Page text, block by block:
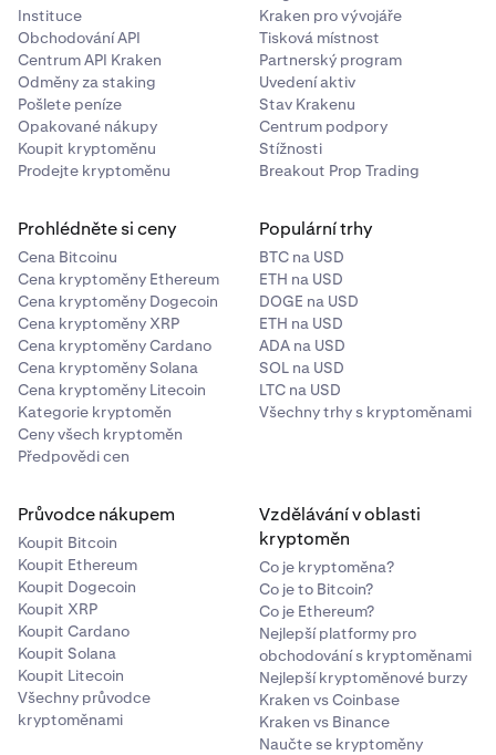
• LP (Low-Pass):
Propouští frekvence pod mezní
hodnotou a odstraňuje vyšší tóny.
• BP (Band-Pass):
Zdůrazňuje frekvence kolem mezní
hodnoty a zároveň snižuje nižší a vyšší frekvence.
• HP (High-Pass):
Propouští pouze frekvence nad
mezní hodnotou a odstraňuje nízké frekvence.
frekvencí kolem mezní hodnoty, přičemž nízké i
vysoké frekvence zůstávají nedotčeny.
Klíčové ovládací prvky filtru zahrnují:
• Cutoff:Nastavuje frekvenční práh, kde filtr začíná
působit.
• Resonance:Určuje, jak ostrý nebo výrazný je efekt
filtru v blízkosti mezního bodu.
mix znamená, že je aplikováno více filtrování.
Reverb:
Reverb simuluje akustický prostor místnosti nebo
prostředí, přidává hloubku a ozvěnu. Běžné ovládací
prvky jsou:
• Feedback:Upravuje, kolikrát se ozvěny opakují a jak
dlouho přetrvávají.
Instituce
Obchodování API
Centrum API Kraken
Odměny za staking
Pošlete peníze
Opakované nákupy
Koupit kryptoměnu
Prodejte kryptoměnu
Kraken pro vývojáře
Tisková místnost
Partnerský program
Uvedení aktiv
Stav Krakenu
Centrum podpory
Stížnosti
Breakout Prop Trading
Prohlédněte si ceny
Cena Bitcoinu
Cena kryptoměny Ethereum
Cena kryptoměny Dogecoin
Cena kryptoměny XRP
Cena kryptoměny Cardano
Cena kryptoměny Solana
Cena kryptoměny Litecoin
Kategorie kryptoměn
Ceny všech kryptoměn
Předpovědi cen
Populární trhy
BTC na USD
ETH na USD
DOGE na USD
ETH na USD
ADA na USD
SOL na USD
LTC na USD
Všechny trhy s kryptoměnami
Průvodce nákupem
Koupit Bitcoin
Koupit Ethereum
Koupit Dogecoin
Koupit XRP
Koupit Cardano
Koupit Solana
Koupit Litecoin
Všechny průvodce
kryptoměnami
Vzdělávání v oblasti
kryptoměn
Co je kryptoměna?
Co je to Bitcoin?
Co je Ethereum?
Nejlepší platformy pro
obchodování s kryptoměnami
Nejlepší kryptoměnové burzy
Kraken vs Coinbase
Kraken vs Binance
Naučte se kryptoměny